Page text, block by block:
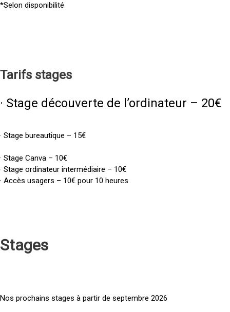
*Selon disponibilité
Tarifs stages
· Stage découverte de l’ordinateur – 20€
· Stage bureautique – 15€
· Stage Canva – 10€
· Stage ordinateur intermédiaire – 10€
· Accès usagers – 10€ pour 10 heures
Stages
Nos prochains stages à partir de septembre 2026